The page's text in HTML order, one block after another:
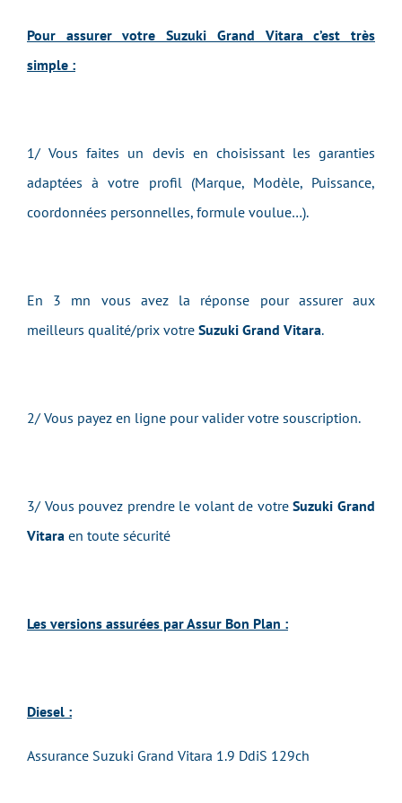
Pour assurer votre Suzuki Grand Vitara c’est très
simple :
1/ Vous faites un devis en choisissant les garanties
adaptées à votre profil (Marque, Modèle, Puissance,
coordonnées personnelles, formule voulue…).
En 3 mn vous avez la réponse pour assurer aux
meilleurs qualité/prix votre Suzuki Grand Vitara.
2/ Vous payez en ligne pour valider votre souscription.
3/ Vous pouvez prendre le volant de votreSuzuki Grand
Vitara en toute sécurité
Les versions assurées par Assur Bon Plan :
Diesel :
Assurance Suzuki Grand Vitara 1.9 DdiS 129ch